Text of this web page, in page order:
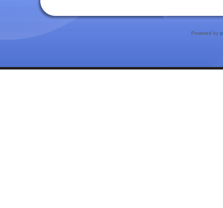
Powered by